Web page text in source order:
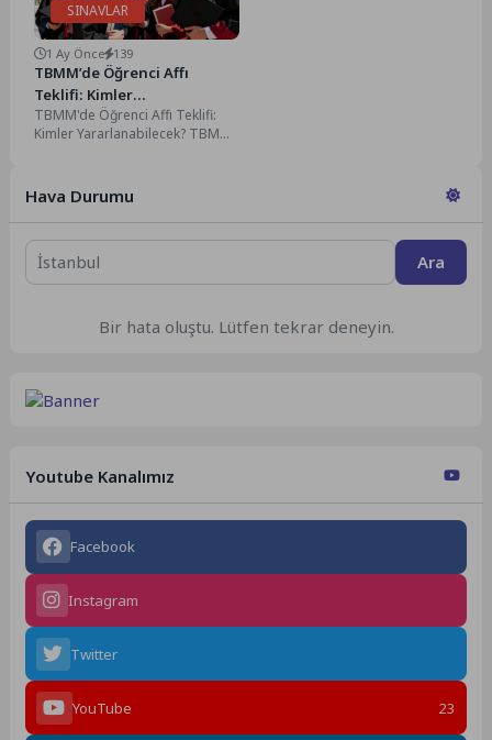
SINAVLAR
1 Ay Önce 139
TBMM’de Öğrenci Affı
Teklifi: Kimler
Yararlanabilecek?
TBMM'de Öğrenci Affı Teklifi:
Kimler Yararlanabilecek? TBMM
öğrenci affına...
Hava Durumu
Ara
Bir hata oluştu. Lütfen tekrar deneyin.
Youtube Kanalımız
Facebook
Instagram
Twitter
YouTube 23